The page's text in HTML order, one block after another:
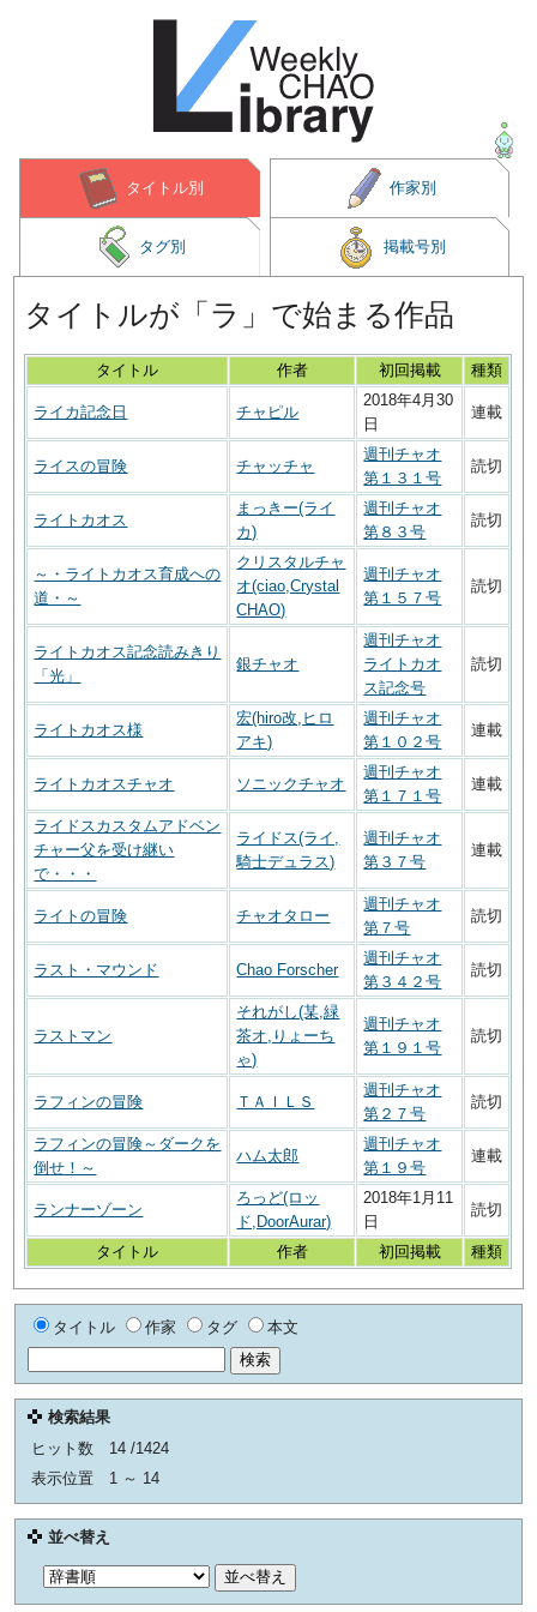
タイトル別 作家別
タグ別 掲載号別
タイトルが「ラ」で始まる作品
タイトル 作者 初回掲載 種類
タイトル 作者 初回掲載 種類
ライカ記念日 チャピル
2018年4月30
日
連載
ライスの冒険 チャッチャ
週刊チャオ
第１３１号
読切
ライトカオス
まっきー(ライ
カ)
週刊チャオ
第８３号
読切
～・ライトカオス育成への
道・～
クリスタルチャ
オ(ciao,Crystal
CHAO)
週刊チャオ
第１５７号
読切
ライトカオス記念読みきり
「光」
銀チャオ
週刊チャオ
ライトカオ
ス記念号
読切
ライトカオス様
宏(hiro改,ヒロ
アキ)
週刊チャオ
第１０２号
連載
ライトカオスチャオ ソニックチャオ
週刊チャオ
第１７１号
連載
ライドスカスタムアドベン
チャー父を受け継い
で・・・
ライドス(ライ,
騎士デュラス)
週刊チャオ
第３７号
連載
ライトの冒険 チャオタロー
週刊チャオ
第７号
読切
ラスト・マウンド Chao Forscher
週刊チャオ
第３４２号
読切
ラストマン
それがし(某,緑
茶オ,りょーち
ゃ)
週刊チャオ
第１９１号
読切
ラフィンの冒険 ＴＡＩＬＳ
週刊チャオ
第２７号
読切
ラフィンの冒険～ダークを
倒せ！～
ハム太郎
週刊チャオ
第１９号
連載
ランナーゾーン
ろっど(ロッ
ド,DoorAurar)
2018年1月11
日
読切
タイトル 作家 タグ 本文
検索結果
ヒット数
14 /1424
表示位置
1 ～ 14
並べ替え